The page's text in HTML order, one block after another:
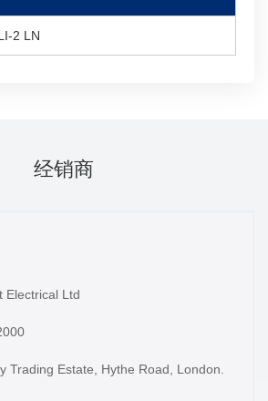
2 LN
经销商
Electrical Ltd
Trading Estate, Hythe Road, London.